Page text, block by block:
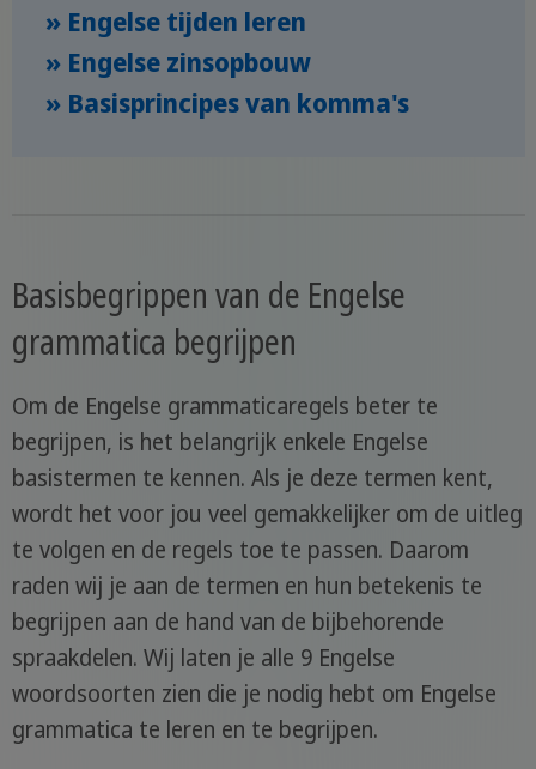
» Engelse tijden leren
» Engelse zinsopbouw
» Basisprincipes van komma's
Basisbegrippen van de Engelse
grammatica begrijpen
Om de Engelse grammaticaregels beter te
begrijpen, is het belangrijk enkele Engelse
basistermen te kennen. Als je deze termen kent,
wordt het voor jou veel gemakkelijker om de uitleg
te volgen en de regels toe te passen. Daarom
raden wij je aan de termen en hun betekenis te
begrijpen aan de hand van de bijbehorende
spraakdelen. Wij laten je alle 9 Engelse
woordsoorten zien die je nodig hebt om Engelse
grammatica te leren en te begrijpen.